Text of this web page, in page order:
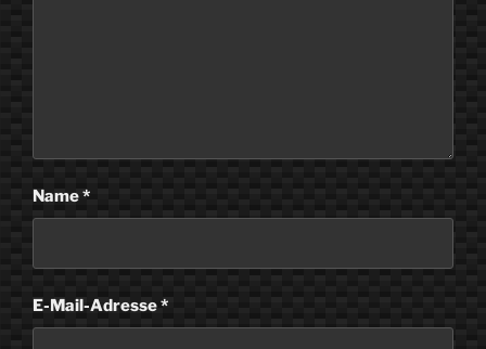
Name*
E-Mail-Adresse*